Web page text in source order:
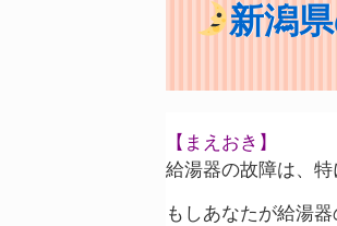
新潟
【まえおき】
給湯器の故障は、
もしあなたが給湯